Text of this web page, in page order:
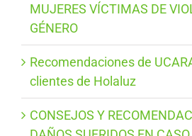
MUJERES VÍCTIMAS DE
GÉNERO
Recomendaciones de
clientes de Holaluz
CONSEJOS Y